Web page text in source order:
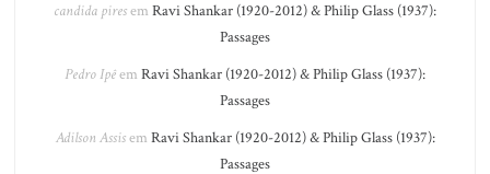
candida piresem Ravi Shankar (1920-2012) & Philip Glass (1937):
Passages
Pedro Ipêem Ravi Shankar (1920-2012) & Philip Glass (1937):
Passages
Adilson Assisem Ravi Shankar (1920-2012) & Philip Glass (1937):
Passages